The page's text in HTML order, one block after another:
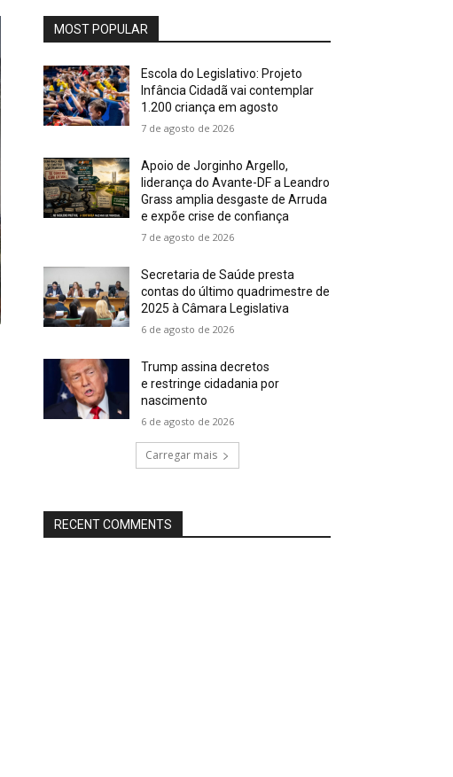
MOST POPULAR
Escola do Legislativo: Projeto
Infância Cidadã vai contemplar
1.200 criança em agosto
7 de agosto de 2026
Apoio de Jorginho Argello,
liderança do Avante-DF a Leandro
Grass amplia desgaste de Arruda
e expõe crise de confiança
7 de agosto de 2026
Secretaria de Saúde presta
contas do último quadrimestre de
2025 à Câmara Legislativa
6 de agosto de 2026
Trump assina decretos
e restringe cidadania por
nascimento
6 de agosto de 2026
Carregar mais
RECENT COMMENTS